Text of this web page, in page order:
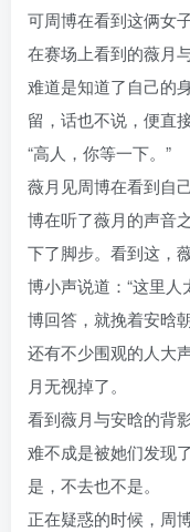
可周博在看到这俩女
在赛场上看到的薇月
难道是知道了自己的
留，话也不说，便直
“高人，你等一下。”
薇月见周博在看到自
博在听了薇月的声音
下了脚步。看到这，
博小声说道：“这里
博回答，就挽着安晗
还有不少围观的人大
月无视掉了。
看到薇月与安晗的背
难不成是被她们发现
是，不去也不是。
正在疑惑的时候，周